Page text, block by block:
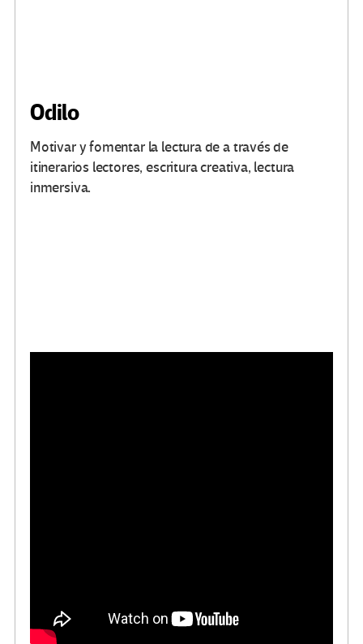
Odilo
Motivar y fomentar la lectura de a través de
itinerarios lectores, escritura creativa, lectura
inmersiva.